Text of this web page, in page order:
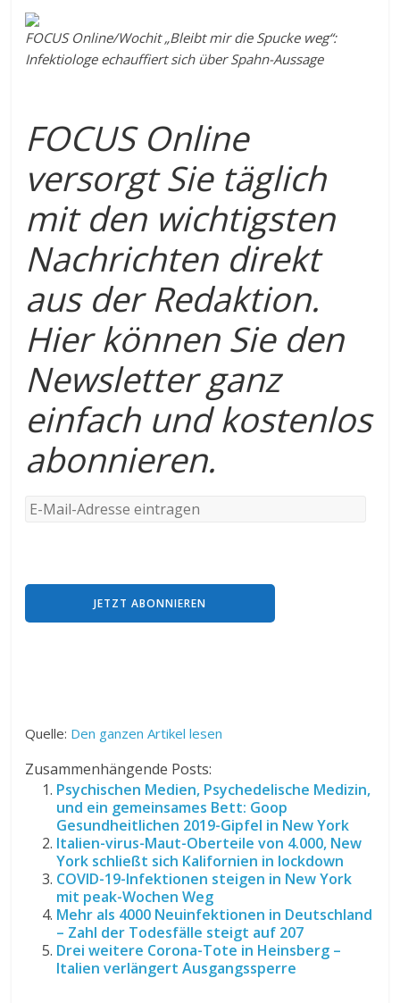
FOCUS Online/Wochit „Bleibt mir die Spucke weg“:
Infektiologe echauffiert sich über Spahn-Aussage
FOCUS Online
versorgt Sie täglich
mit den wichtigsten
Nachrichten direkt
aus der Redaktion.
Hier können Sie den
Newsletter ganz
einfach und kostenlos
abonnieren.
Quelle: Den ganzen Artikel lesen
Zusammenhängende Posts:
Psychischen Medien, Psychedelische Medizin,
und ein gemeinsames Bett: Goop
Gesundheitlichen 2019-Gipfel in New York
Italien-virus-Maut-Oberteile von 4.000, New
York schließt sich Kalifornien in lockdown
COVID-19-Infektionen steigen in New York
mit peak-Wochen Weg
Mehr als 4000 Neuinfektionen in Deutschland
– Zahl der Todesfälle steigt auf 207
Drei weitere Corona-Tote in Heinsberg –
Italien verlängert Ausgangssperre